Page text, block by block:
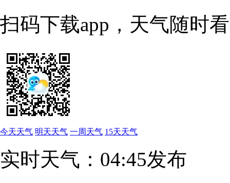
扫码下载app，天气随时看
今天天气 明天天气 一周天气 15天天气
实时天气：04:45发布